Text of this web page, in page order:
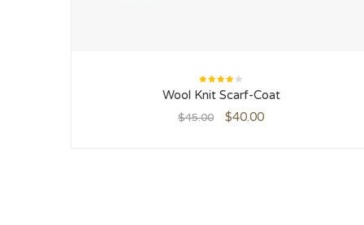
Rated
4.00
Wool Knit Scarf-Coat
$45.00 $40.00